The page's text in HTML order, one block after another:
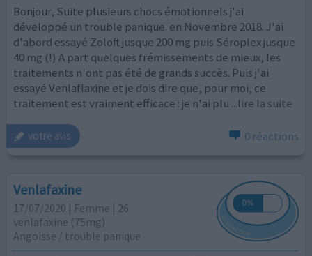
Bonjour, Suite plusieurs chocs émotionnels j'ai
développé un trouble panique. en Novembre 2018. J'ai
d'abord essayé Zoloft jusque 200 mg puis Séroplex jusque
40 mg (!) A part quelques frémissements de mieux, les
traitements n'ont pas été de grands succès. Puis j'ai
essayé Venlaflaxine et je dois dire que, pour moi, ce
traitement est vraiment efficace : je n'ai plu ...lire la suite
votre avis 0 réactions
Venlafaxine
17/07/2020 | Femme | 26
venlafaxine (75mg)
Angoisse / trouble panique